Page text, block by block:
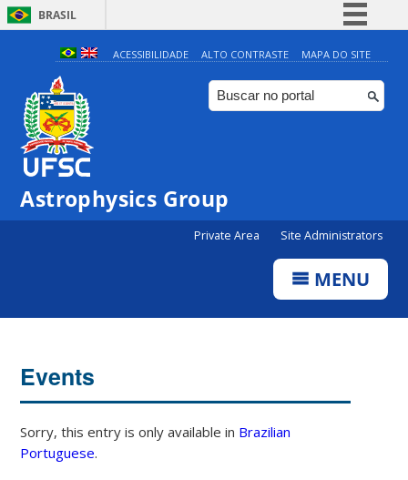
BRASIL
Simplifique!
Comunica BR
Participe
ACESSIBILIDADE ALTO CONTRASTE MAPA DO SITE
Astrophysics Group
Private Area Site Administrators
MENU
Events
Sorry, this entry is only available in Brazilian
Portuguese.